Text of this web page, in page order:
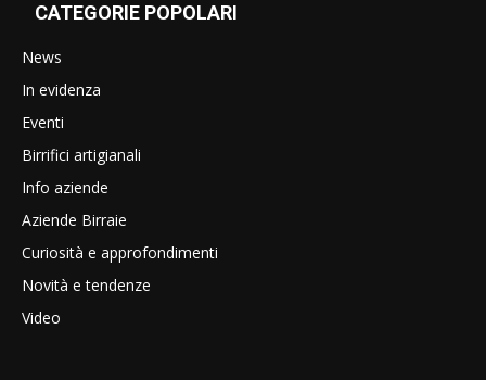
CATEGORIE POPOLARI
News
In evidenza
Eventi
Birrifici artigianali
Info aziende
Aziende Birraie
Curiosità e approfondimenti
Novità e tendenze
Video